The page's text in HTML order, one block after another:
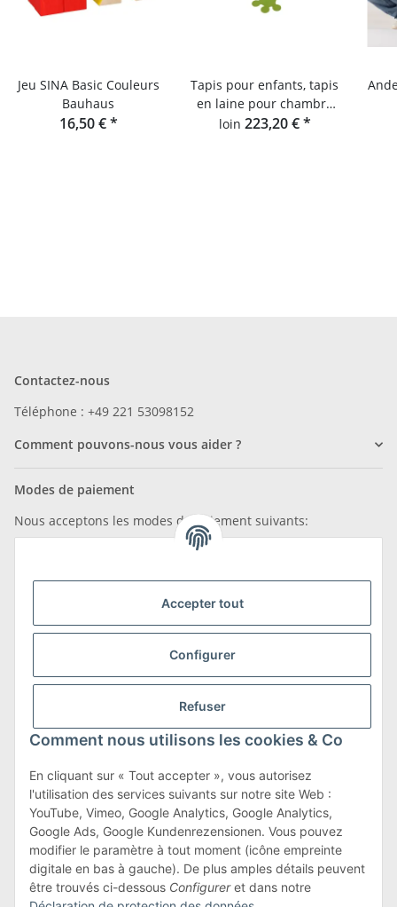
Accepter tout
Configurer
Refuser
Comment nous utilisons les cookies & Co
En cliquant sur « Tout accepter », vous autorisez
l'utilisation des services suivants sur notre site Web :
YouTube, Vimeo, Google Analytics, Google Analytics,
Google Ads, Google Kundenrezensionen. Vous pouvez
modifier le paramètre à tout moment (icône empreinte
digitale en bas à gauche). De plus amples détails peuvent
être trouvés ci-dessous Configureret dans notre
Jeu SINA Basic Couleurs
Bauhaus
16,50 €*
Tapis pour enfants, tapis
en laine pour chambre
d'enfants, tapis Hey-Sign
loin 223,20 €*
Contactez-nous
Téléphone : +49 221 53098152
Comment pouvons-nous vous aider ?
Modes de paiement
Nous acceptons les modes de paiement suivants:
Nous sommes membres de
Transport et retours
Conditions générales